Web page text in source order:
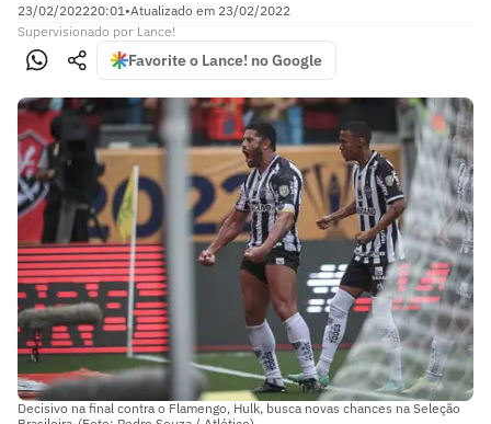
23/02/202220:01•Atualizado em 23/02/2022
Supervisionado por Lance!
Favorite o Lance! no Google
Decisivo na final contra o Flamengo, Hulk, busca novas chances na Seleção